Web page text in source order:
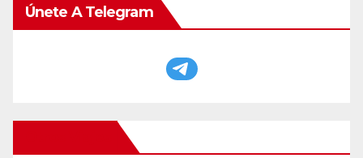
Únete A Telegram